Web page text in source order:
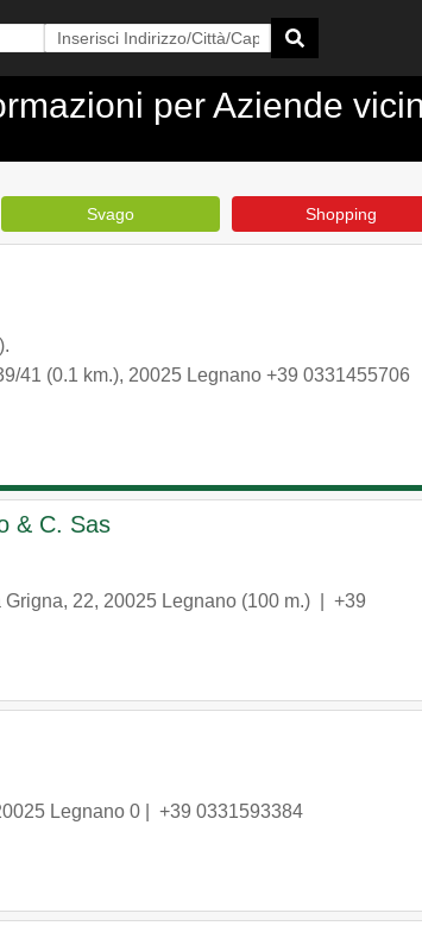
per Aziende
Svago Shopping
41 (0.1 km.), 20025 Legnano +39 0331455706
& C. Sas
Grigna, 22, 20025 Legnano (100 m.) | +39
Legnano 0 | +39 0331593384